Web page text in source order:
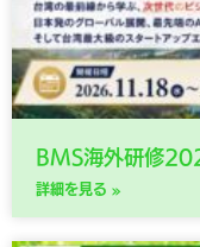
BMS海外研修
詳細を見る »